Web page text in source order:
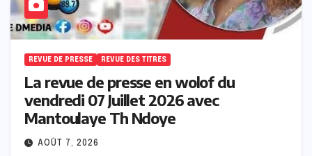
REVUE DE PRESSE REVUE DES TITRES
La revue de presse en wolof du
vendredi 07 Juillet 2026 avec
Mantoulaye Th Ndoye
AOÛT 7, 2026